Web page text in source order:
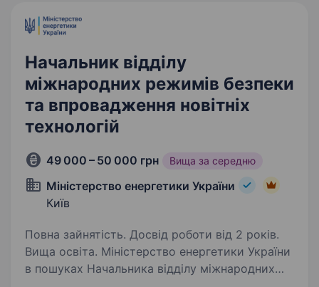
Начальник відділу
міжнародних режимів безпеки
та впровадження новітніх
технологій
49 000 – 50 000 грн Вища за середню
Міністерство енергетики України
Київ
Повна зайнятість. Досвід роботи від 2 років.
Вища освіта. Міністерство енергетики України
в пошуках Начальника відділу міжнародних